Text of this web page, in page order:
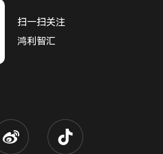
扫一扫关注
鸿利智汇